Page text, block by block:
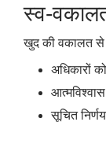
स्व-
खुद की वकालत से
अधिकारों
सूचित